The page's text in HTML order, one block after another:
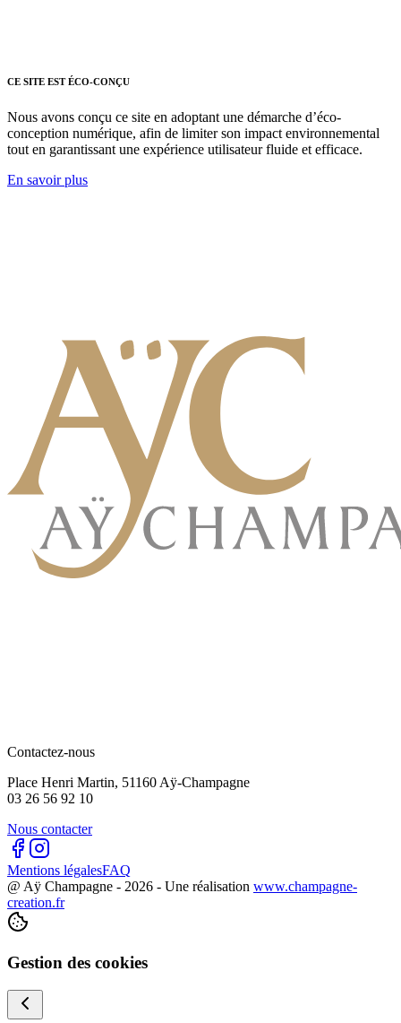
CE SITE EST ÉCO-CONÇU
Nous avons conçu ce site en adoptant une démarche d’éco-
conception numérique, afin de limiter son impact environnemental
tout en garantissant une expérience utilisateur fluide et efficace.
En savoir plus
Contactez-nous
Place Henri Martin, 51160 Aÿ-Champagne
03 26 56 92 10
Nous contacter
Mentions légalesFAQ
@ Aÿ Champagne - 2026 - Une réalisation www.champagne-
creation.fr
Gestion des cookies